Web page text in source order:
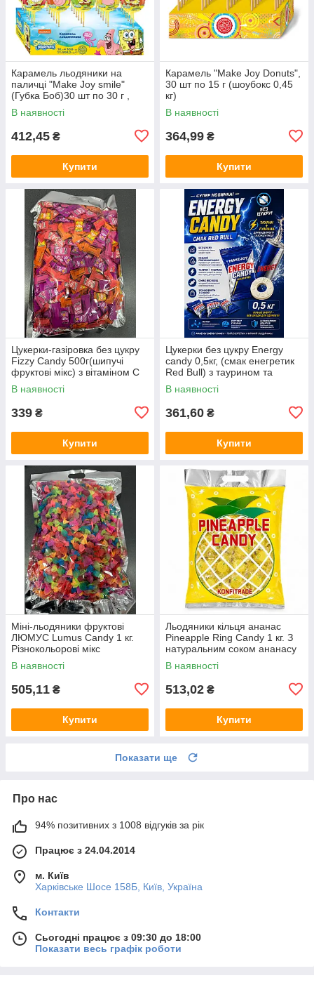
Карамель льодяники на
паличці "Make Joy smile"
(Губка Боб)30 шт по 30 г ,
шоубокс0,9 кг
В наявності
412,45 ₴
Купити
Карамель "Make Joy Donuts",
30 шт по 15 г (шоубокс 0,45
кг)
В наявності
364,99 ₴
Купити
Цукерки-газіровка без цукру
Fizzy Candy 500г(шипучі
фруктові мікс) з вітаміном C
та ментолом
В наявності
339 ₴
Купити
Цукерки без цукру Energy
candy 0,5кг, (смак енегретик
Red Bull) з таурином та
гуараною для бадьорості
В наявності
361,60 ₴
Купити
Міні-льодяники фруктові
ЛЮМУС Lumus Candy 1 кг.
Різнокольорові мікс
фруктових смаків
В наявності
505,11 ₴
Купити
Льодяники кільця ананас
Pineapple Ring Candy 1 кг. З
натуральним соком ананасу
В наявності
513,02 ₴
Купити
Показати ще
Про нас
94% позитивних з 1008 відгуків за рік
Працює з 24.04.2014
м. Київ
Харківське Шосе 158Б, Київ, Україна
Контакти
Сьогодні працює з 09:30 до 18:00
Показати весь графік роботи